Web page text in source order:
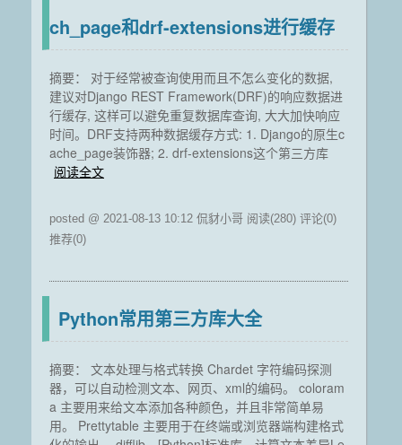
ch_page和drf-extensions进行缓存
摘要： 对于经常被查询使用而且不怎么变化的数据,
建议对Django REST Framework(DRF)的响应数据进
行缓存, 这样可以避免重复数据库查询, 大大加快响应
时间。DRF支持两种数据缓存方式: 1. Django的原生c
ache_page装饰器; 2. drf-extensions这个第三方库
阅读全文
posted @ 2021-08-13 10:12 侃豺小哥 阅读(280) 评论(0)
推荐(0)
Python常用第三方库大全
摘要： 文本处理与格式转换 Chardet 字符编码探测
器，可以自动检测文本、网页、xml的编码。 coloram
a 主要用来给文本添加各种颜色，并且非常简单易
用。 Prettytable 主要用于在终端或浏览器端构建格式